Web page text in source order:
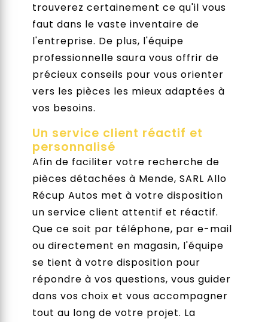
trouverez certainement ce qu'il vous
faut dans le vaste inventaire de
l'entreprise. De plus, l'équipe
professionnelle saura vous offrir de
précieux conseils pour vous orienter
vers les pièces les mieux adaptées à
vos besoins.
Un service client réactif et
personnalisé
Afin de faciliter votre recherche de
pièces détachées à Mende, SARL Allo
Récup Autos met à votre disposition
un service client attentif et réactif.
Que ce soit par téléphone, par e-mail
ou directement en magasin, l'équipe
se tient à votre disposition pour
répondre à vos questions, vous guider
dans vos choix et vous accompagner
tout au long de votre projet. La